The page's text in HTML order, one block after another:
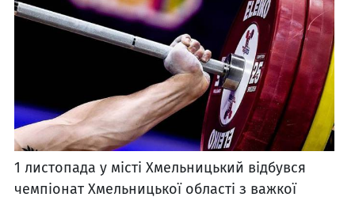
1 листопада у місті Хмельницький відбувся
чемпіонат Хмельницької області з важкої